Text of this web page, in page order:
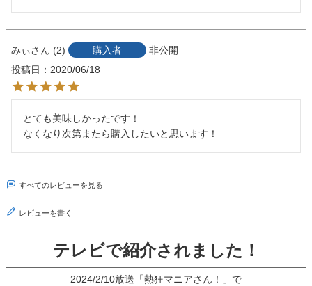
テレビで紹介されました！
2024/2/10放送「熱狂マニアさん！」で
みぃ 2 購入者
非公開
投稿日
2020/06/18
とても美味しかったです！
なくなり次第またら購入したいと思います！
すべてのレビューを見る
レビューを書く